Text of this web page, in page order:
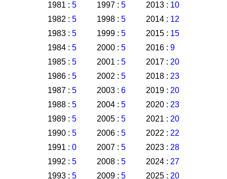
1981 : 5
1982 : 5
1983 : 5
1984 : 5
1985 : 5
1986 : 5
1987 : 5
1988 : 5
1989 : 5
1990 : 5
1991 : 0
1992 : 5
1993 : 5
1997 : 5
1998 : 5
1999 : 5
2000 : 5
2001 : 5
2002 : 5
2003 : 6
2004 : 5
2005 : 5
2006 : 5
2007 : 5
2008 : 5
2009 : 5
2013 : 10
2014 : 12
2015 : 15
2016 : 9
2017 : 20
2018 : 23
2019 : 20
2020 : 23
2021 : 20
2022 : 22
2023 : 28
2024 : 27
2025 : 20